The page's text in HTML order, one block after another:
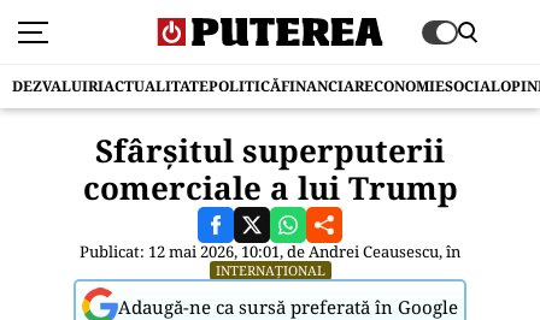
DEZVALUIRIACTUALITATEPOLITICĂFINANCIARECONOMIESOCIAL
Sfârșitul superputerii
comerciale a lui Trump
Publicat: 12 mai 2026, 10:01, deAndrei Ceausescu, în
INTERNAȚIONAL
Adaugă-ne ca sursă preferată în Google